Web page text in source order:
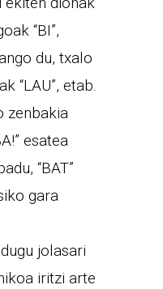
“BI”,
du, txalo
“LAU”, etab.
zenbakia
esatea
“BAT”
gara
jolasari
iritzi arte